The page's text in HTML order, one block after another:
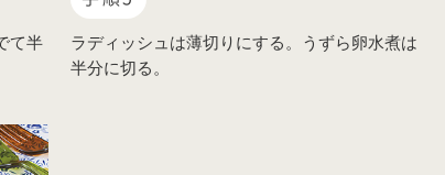
て半
ラディッシュは薄切りにする。うずら卵水煮は
半分に切る。